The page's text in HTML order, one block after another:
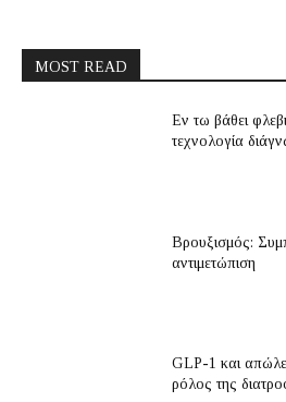
MOST READ
Εν τω βάθει
τεχνολογία
Βρουξισμός:
αντιμετώπιση
GLP-1 και
ρόλος της